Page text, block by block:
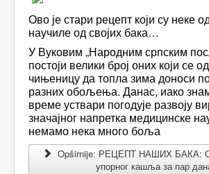
Ово је стари рецепт који су неке
научиле од својих бака…
У Вуковим „Народним српским
постоји велики број оних који се
чињеницу да топла зима доноси
разних обољења. Данас, иако
време уствари погодује развоју
значајног напретка медицинске
немамо нека много боља
Opširnije: РЕЦЕПТ НАШИХ БАКА:
упорног кашља за пар